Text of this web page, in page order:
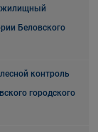
жилищный
Беловского
контроль
городского